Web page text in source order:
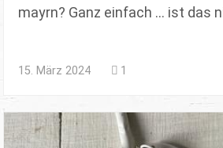
mayrn? Ganz einfach ... ist das
15. März 2024 1